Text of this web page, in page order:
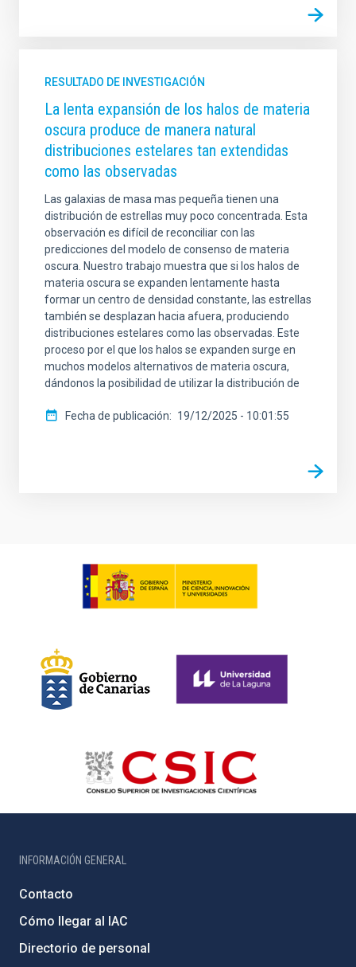
RESULTADO DE INVESTIGACIÓN
La lenta expansión de los halos de materia
oscura produce de manera natural
distribuciones estelares tan extendidas
como las observadas
Las galaxias de masa mas pequeña tienen una
distribución de estrellas muy poco concentrada. Esta
observación es difícil de reconciliar con las
predicciones del modelo de consenso de materia
oscura. Nuestro trabajo muestra que si los halos de
materia oscura se expanden lentamente hasta
formar un centro de densidad constante, las estrellas
también se desplazan hacia afuera, produciendo
distribuciones estelares como las observadas. Este
proceso por el que los halos se expanden surge en
muchos modelos alternativos de materia oscura,
dándonos la posibilidad de utilizar la distribución de
Fecha de publicación 19/12/2025 - 10:01:55
INFORMACIÓN GENERAL
Contacto
Cómo llegar al IAC
Directorio de personal